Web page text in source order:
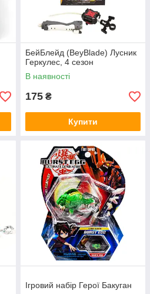
БейБлейд (BeyBlade) Лусник
Геркулес, 4 сезон
В наявності
175 ₴
Купити
Ігровий набір Герої Бакуган